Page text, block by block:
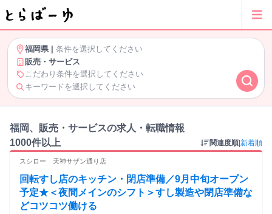
福岡県| 条件を選択してください
販売・サービス
こだわり条件を選択してください
キーワードを選択してください
福岡、販売・サービスの求人・転職情報
1000件以上
関連度順 新着順
スシロー 天神サザン通り店
回転すし店のキッチン・閉店準備／9月中旬オープン
予定★＜夜間メインのシフト＞すし製造や閉店準備な
どコツコツ働ける